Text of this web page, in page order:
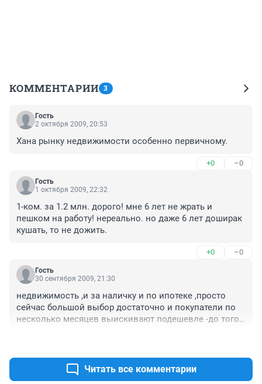
КОММЕНТАРИИ 3
Гость
2 октября 2009, 20:53
Хана рынку недвижимости особенно первичному.
+0 –0
Гость
1 октября 2009, 22:32
1-ком. за 1.2 млн. дорого! мне 6 лет не жрать и
пешком на работу! нереально. но даже 6 лет доширак
кушать, то не дожить.
+0 –0
Гость
30 сентября 2009, 21:30
недвижимость ,и за наличку и по ипотеке ,просто
сейчас большой выбор достаточно и покупатели по
несколько месяцев выискивают подешевле -до того,
что надо обращать внимание в первую очередь,чтоб
потом не сидеть без воды ,например ,и т.д.-это по
Читать все комментарии